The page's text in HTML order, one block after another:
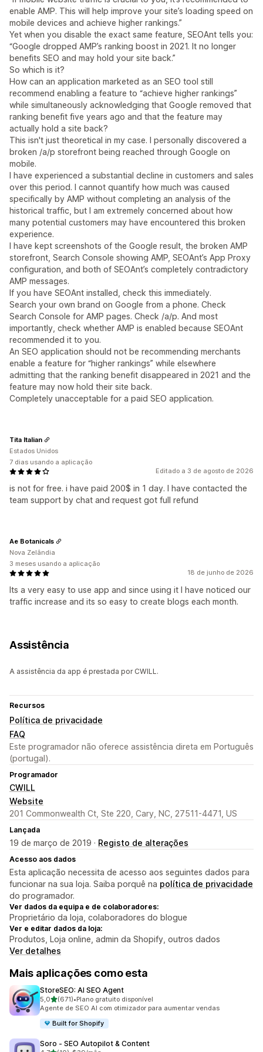
enable AMP. This will help improve your site’s loading speed on
mobile devices and achieve higher rankings.”
Yet when you disable the exact same feature, SEOAnt tells you:
“Google dropped AMP’s ranking boost in 2021. It no longer
benefits SEO and may hold your site back.”
So which is it?
How can an application marketed as an SEO tool still
recommend enabling a feature to “achieve higher rankings”
while simultaneously acknowledging that Google removed that
ranking benefit five years ago and that the feature may
actually hold a site back?
This isn't just theoretical in my case. I personally discovered a
broken /a/p storefront being reached through Google on
mobile.
I have experienced a substantial decline in customers and sales
over this period. I cannot quantify how much was caused
specifically by AMP without completing an analysis of the
historical traffic, but I am extremely concerned about how
many potential customers may have encountered this broken
experience.
I have kept screenshots of the Google result, the broken AMP
storefront, Search Console showing AMP, SEOAnt’s App Proxy
configuration, and both of SEOAnt’s completely contradictory
AMP messages.
If you have SEOAnt installed, check this immediately.
Search your own brand on Google from a phone. Check
Search Console for AMP pages. Check /a/p. And most
importantly, check whether AMP is enabled because SEOAnt
recommended it to you.
An SEO application should not be recommending merchants
enable a feature for “higher rankings” while elsewhere
admitting that the ranking benefit disappeared in 2021 and the
feature may now hold their site back.
Completely unacceptable for a paid SEO application.
Editado a 3 de agosto de 2026
is not for free. i have paid 200$ in 1 day. I have contacted the
team support by chat and request got full refund
Tita Italian
Estados Unidos
7 dias usando a aplicação
18 de junho de 2026
Its a very easy to use app and since using it I have noticed our
traffic increase and its so easy to create blogs each month.
Ae Botanicals
Nova Zelândia
3 meses usando a aplicação
Assistência
A assistência da app é prestada por CWILL.
Recursos
Política de privacidade
FAQ
Este programador não oferece assistência direta em Português
(portugal).
Programador
CWILL
Website
201 Commonwealth Ct, Ste 220, Cary, NC, 27511-4471, US
Lançada
19 de março de 2019 · Registo de alterações
Acesso aos dados
Esta aplicação necessita de acesso aos seguintes dados para
funcionar na sua loja. Saiba porquê na política de privacidade
do programador.
Ver dados da equipa e de colaboradores:
Proprietário da loja, colaboradores do blogue
Ver e editar dados da loja:
Produtos, Loja online, admin da Shopify, outros dados
Ver detalhes
Mais aplicações como esta
StoreSEO: AI SEO Agent
5,0de 5 estrelas
(671)
671 total de avaliações
•Plano gratuito disponível
Agente de SEO AI com otimizador para aumentar vendas
Built for Shopify
Soro ‑ SEO Autopilot & Content